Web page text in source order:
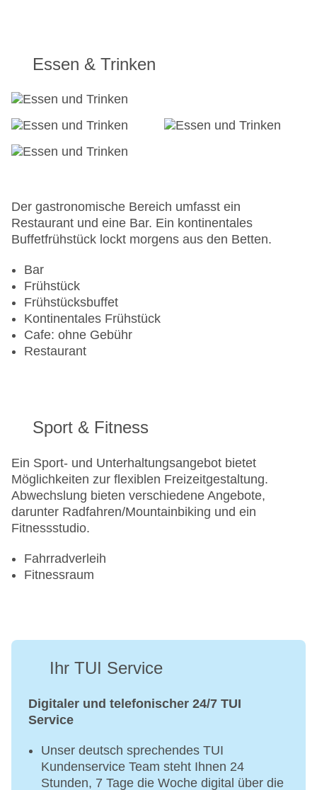
Hoteleröffnung: 2011
Hotelsafe
Lift
Minimarkt
Gesamtanzahl der Stockwerke: 5
Mastercard, Visa
Landeskategorie: 3 Sterne
Essen & Trinken
Der gastronomische Bereich umfasst ein
Restaurant und eine Bar. Ein kontinentales
Buffetfrühstück lockt morgens aus den Betten.
Bar
Frühstück
Frühstücksbuffet
Kontinentales Frühstück
Cafe: ohne Gebühr
Restaurant
Sport & Fitness
Ein Sport- und Unterhaltungsangebot bietet
Möglichkeiten zur flexiblen Freizeitgestaltung.
Abwechslung bieten verschiedene Angebote,
darunter Radfahren/Mountainbiking und ein
Fitnessstudio.
Fahrradverleih
Fitnessraum
Ihr TUI Service
Digitaler und telefonischer 24/7 TUI
Service
Unser deutsch sprechendes TUI
Kundenservice Team steht Ihnen 24
Stunden, 7 Tage die Woche digital über die